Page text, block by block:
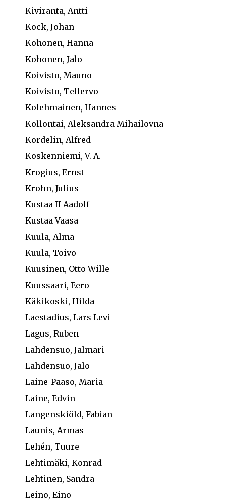
Kiviranta, Antti
Kock, Johan
Kohonen, Hanna
Kohonen, Jalo
Koivisto, Mauno
Koivisto, Tellervo
Kolehmainen, Hannes
Kollontai, Aleksandra Mihailovna
Kordelin, Alfred
Koskenniemi, V. A.
Krogius, Ernst
Krohn, Julius
Kustaa II Aadolf
Kustaa Vaasa
Kuula, Alma
Kuula, Toivo
Kuusinen, Otto Wille
Kuussaari, Eero
Käkikoski, Hilda
Laestadius, Lars Levi
Lagus, Ruben
Lahdensuo, Jalmari
Lahdensuo, Jalo
Laine-Paaso, Maria
Laine, Edvin
Langenskiöld, Fabian
Launis, Armas
Lehén, Tuure
Lehtimäki, Konrad
Lehtinen, Sandra
Leino, Eino